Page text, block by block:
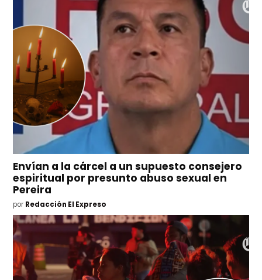
Envían a la cárcel a un supuesto consejero
espiritual por presunto abuso sexual en
Pereira
por Redacción El Expreso